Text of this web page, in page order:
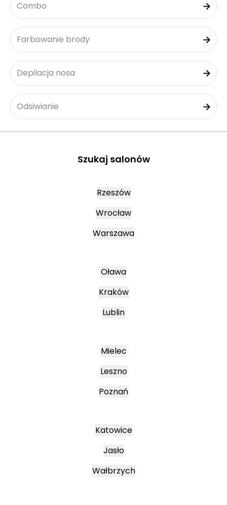
Combo
Farbowanie brody
Depilacja nosa
Odsiwianie
Szukaj salonów
Rzeszów
Wrocław
Warszawa
Oława
Kraków
Lublin
Mielec
Leszno
Poznań
Katowice
Jasło
Wałbrzych